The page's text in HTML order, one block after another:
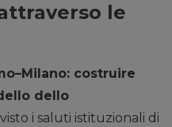
le
costruire
dello
visto i saluti istituzionali di